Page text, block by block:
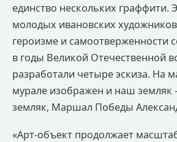
единство нескольких граффити.
молодых ивановских художников
героизме и самоотверженности
в годы Великой Отечественной
разработали четыре эскиза. На
мурале изображен и наш земляк
земляк, Маршал Победы
«Арт-объект продолжает